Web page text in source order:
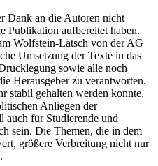
Dank an die Autoren nicht
Publikation aufbereitet haben.
Wolfstein-Lätsch von der AG
Umsetzung der Texte in das
sowie alle noch
Herausgeber zu verantworten.
stabil gehalten werden konnte,
Anliegen der
auch für Studierende und
sein. Die Themen, die in dem
größere Verbreitung nicht nur